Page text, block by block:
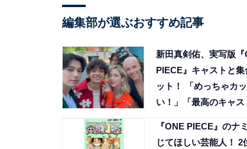
編集部が選ぶおすすめ記事
新田真剣佑、実写版『
PIECE』キャストと集
ット！ 「めっちゃカ
い！」「最高のキャス
『ONE PIECE』のナ
じてほしい芸能人！ 2